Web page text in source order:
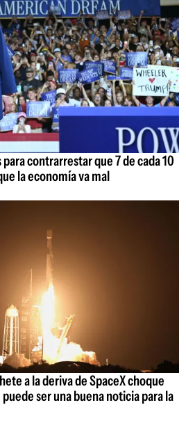
contrarrestar que 7 de cada 10
la economía va mal
a la deriva de SpaceX choque
ser una buena noticia para la